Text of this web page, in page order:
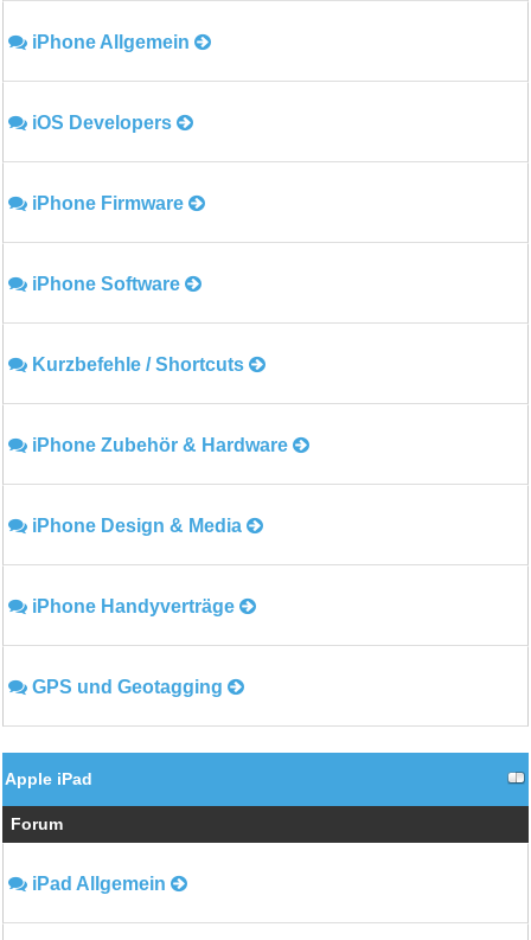
iPhone Allgemein
iOS Developers
iPhone Firmware
iPhone Software
Kurzbefehle / Shortcuts
iPhone Zubehör & Hardware
iPhone Design & Media
iPhone Handyverträge
GPS und Geotagging
Apple iPad
Forum
iPad Allgemein